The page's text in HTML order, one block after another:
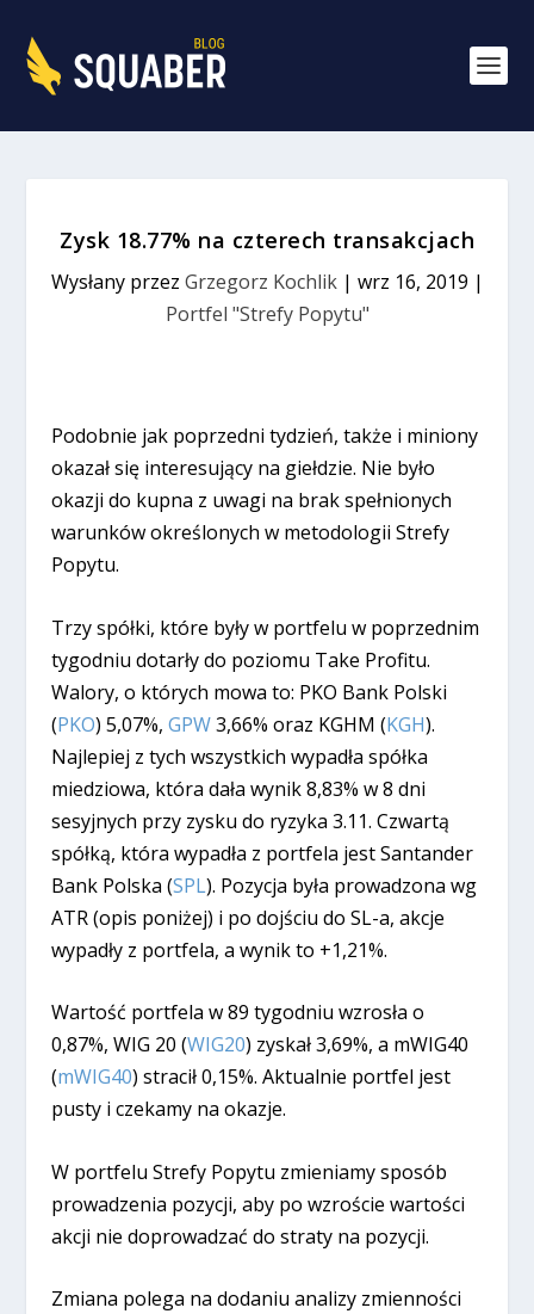
Zysk 18.77% na czterech transakcjach
Wysłany przez Grzegorz Kochlik| wrz 16, 2019 |
Portfel "Strefy Popytu"
Podobnie jak poprzedni tydzień, także i miniony
okazał się interesujący na giełdzie. Nie było
okazji do kupna z uwagi na brak spełnionych
warunków określonych w metodologii Strefy
Popytu.
Trzy spółki, które były w portfelu w poprzednim
tygodniu dotarły do poziomu Take Profitu.
Walory, o których mowa to: PKO Bank Polski
(PKO) 5,07%, GPW3,66% oraz KGHM (KGH).
Najlepiej z tych wszystkich wypadła spółka
miedziowa, która dała wynik 8,83% w 8 dni
sesyjnych przy zysku do ryzyka 3.11. Czwartą
spółką, która wypadła z portfela jest Santander
Bank Polska (SPL). Pozycja była prowadzona wg
ATR (opis poniżej) i po dojściu do SL-a, akcje
wypadły z portfela, a wynik to +1,21%.
Wartość portfela w 89 tygodniu wzrosła o
0,87%, WIG 20 (WIG20) zyskał 3,69%, a mWIG40
(mWIG40) stracił 0,15%. Aktualnie portfel jest
pusty i czekamy na okazje.
W portfelu Strefy Popytu zmieniamy sposób
prowadzenia pozycji, aby po wzroście wartości
akcji nie doprowadzać do straty na pozycji.
Zmiana polega na dodaniu analizy zmienności